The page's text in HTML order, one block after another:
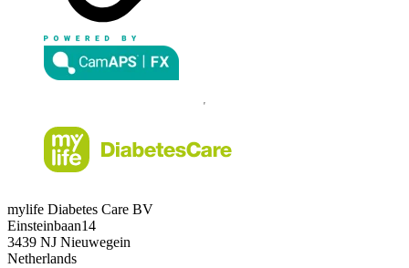
mylife Diabetes Care BV
Einsteinbaan14
3439 NJ Nieuwegein
Netherlands